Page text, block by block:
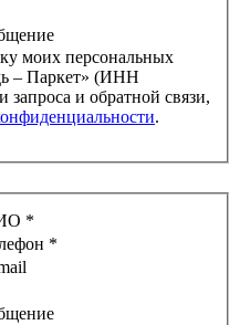
моих персональных
– Паркет» (ИНН
.
*
*